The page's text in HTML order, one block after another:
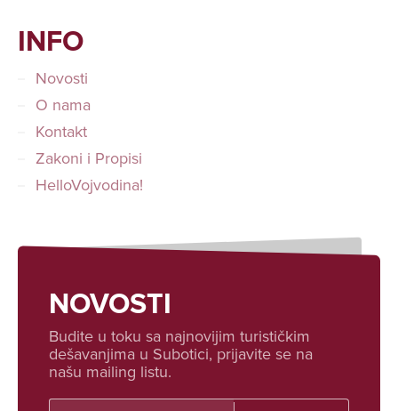
INFO
Novosti
O nama
Kontakt
Zakoni i Propisi
HelloVojvodina!
NOVOSTI
Budite u toku sa najnovijim turističkim
dešavanjima u Subotici, prijavite se na
našu mailing listu.